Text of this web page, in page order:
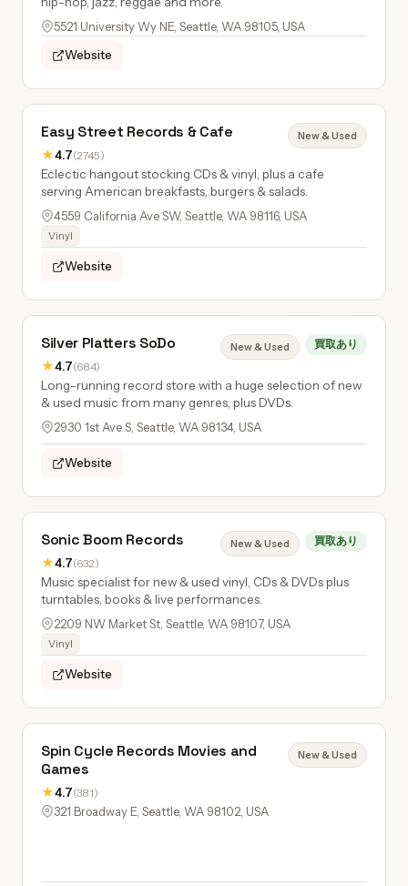
5521 University Wy NE, Seattle, WA 98105, USA
Website
Easy Street Records & Cafe
★4.7(2745)
New & Used
Eclectic hangout stocking CDs & vinyl, plus a cafe
serving American breakfasts, burgers & salads.
4559 California Ave SW, Seattle, WA 98116, USA
Vinyl
Website
Silver Platters SoDo
★4.7(684)
New & Used 買取あり
Long-running record store with a huge selection of new
& used music from many genres, plus DVDs.
2930 1st Ave S, Seattle, WA 98134, USA
Website
Sonic Boom Records
★4.7(632)
New & Used 買取あり
Music specialist for new & used vinyl, CDs & DVDs plus
turntables, books & live performances.
2209 NW Market St, Seattle, WA 98107, USA
Vinyl
Website
Spin Cycle Records Movies and
Games
★4.7(381)
New & Used
321 Broadway E, Seattle, WA 98102, USA